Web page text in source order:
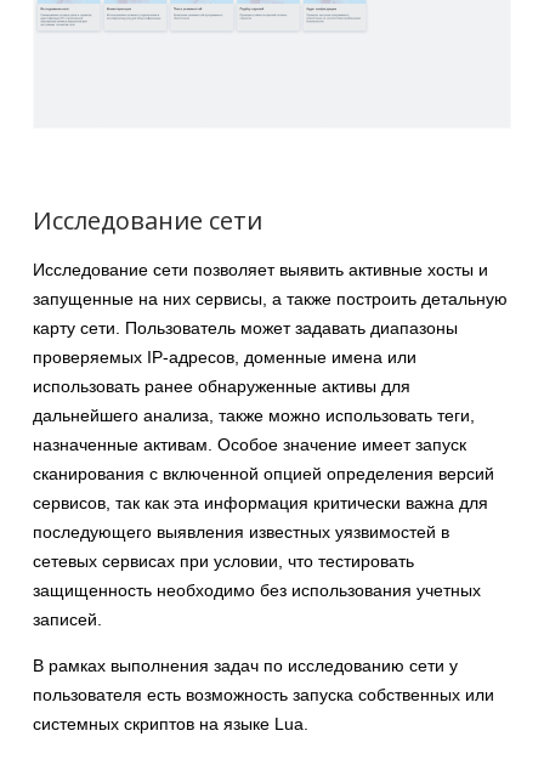
Исследование сети
Исследование сети позволяет выявить активные хосты и
запущенные на них сервисы, а также построить детальную
карту сети. Пользователь может задавать диапазоны
проверяемых IP-адресов, доменные имена или
использовать ранее обнаруженные активы для
дальнейшего анализа, также можно использовать теги,
назначенные активам. Особое значение имеет запуск
сканирования с включенной опцией определения версий
сервисов, так как эта информация критически важна для
последующего выявления известных уязвимостей в
сетевых сервисах при условии, что тестировать
защищенность необходимо без использования учетных
записей.
В рамках выполнения задач по исследованию сети у
пользователя есть возможность запуска собственных или
системных скриптов на языке Lua.